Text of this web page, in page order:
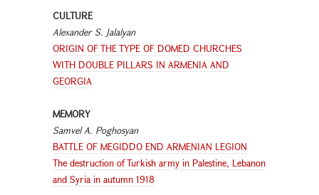
CULTURE
Alexander S. Jalalyan
ORIGIN OF THE TYPE OF DOMED CHURCHES
WITH DOUBLE PILLARS IN ARMENIA AND
GEORGIA
MEMORY
Samvel A. Poghosyan
BATTLE OF MEGIDDO END ARMENIAN LEGION
The destruction of Turkish army in Palestine, Lebanon
and Syria in autumn 1918